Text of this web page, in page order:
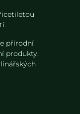
přírodní
produkty,